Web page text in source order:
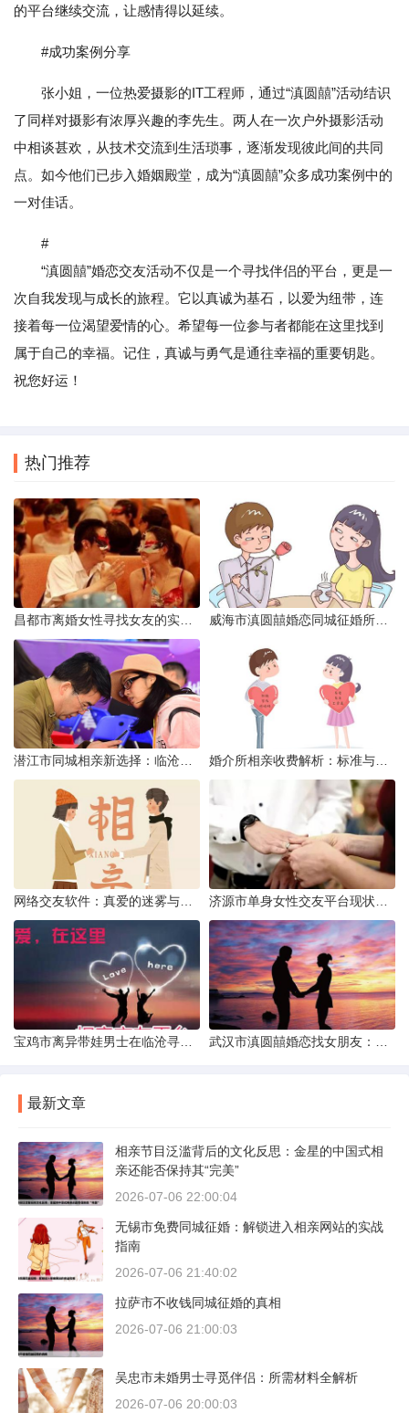
的平台继续交流，让感情得以延续。
#成功案例分享
张小姐，一位热爱摄影的IT工程师，通过“滇圆囍”活动结识
了同样对摄影有浓厚兴趣的李先生。两人在一次户外摄影活动
中相谈甚欢，从技术交流到生活琐事，逐渐发现彼此间的共同
点。如今他们已步入婚姻殿堂，成为“滇圆囍”众多成功案例中的
一对佳话。
#
“滇圆囍”婚恋交友活动不仅是一个寻找伴侣的平台，更是一
次自我发现与成长的旅程。它以真诚为基石，以爱为纽带，连
接着每一位渴望爱情的心。希望每一位参与者都能在这里找到
属于自己的幸福。记住，真诚与勇气是通往幸福的重要钥匙。
祝您好运！
热门推荐
最新文章
相亲节目泛滥背后的文化反思：金星的中国式相
亲还能否保持其“完美”
2026-07-06 22:00:04
无锡市免费同城征婚：解锁进入相亲网站的实战
指南
2026-07-06 21:40:02
拉萨市不收钱同城征婚的真相
2026-07-06 21:00:03
吴忠市未婚男士寻觅伴侣：所需材料全解析
2026-07-06 20:00:03